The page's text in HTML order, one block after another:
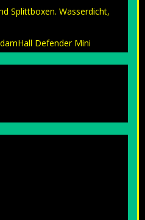
Splittboxen. Wasserdicht,
Defender Mini